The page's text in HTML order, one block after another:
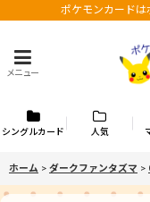
ポケモンカード
メニュー
シングルカード 人気
ホーム > ダークファンタズマ >